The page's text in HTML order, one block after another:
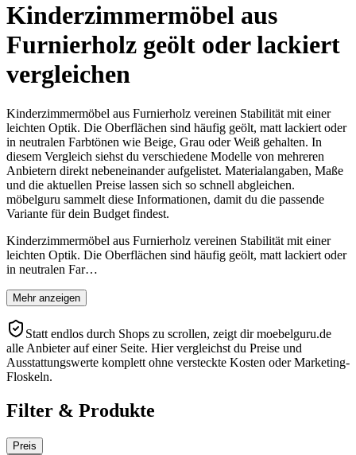
Kinderzimmermöbel aus
Furnierholz geölt oder lackiert
vergleichen
Kinderzimmermöbel aus Furnierholz vereinen Stabilität mit einer
leichten Optik. Die Oberflächen sind häufig geölt, matt lackiert oder
in neutralen Farbtönen wie Beige, Grau oder Weiß gehalten. In
diesem Vergleich siehst du verschiedene Modelle von mehreren
Anbietern direkt nebeneinander aufgelistet. Materialangaben, Maße
und die aktuellen Preise lassen sich so schnell abgleichen.
möbelguru sammelt diese Informationen, damit du die passende
Variante für dein Budget findest.
Kinderzimmermöbel aus Furnierholz vereinen Stabilität mit einer
leichten Optik. Die Oberflächen sind häufig geölt, matt lackiert oder
in neutralen Far…
Mehr anzeigen
Statt endlos durch Shops zu scrollen, zeigt dir moebelguru.de
alle Anbieter auf einer Seite. Hier vergleichst du Preise und
Ausstattungswerte komplett ohne versteckte Kosten oder Marketing-
Floskeln.
Filter & Produkte
Preis